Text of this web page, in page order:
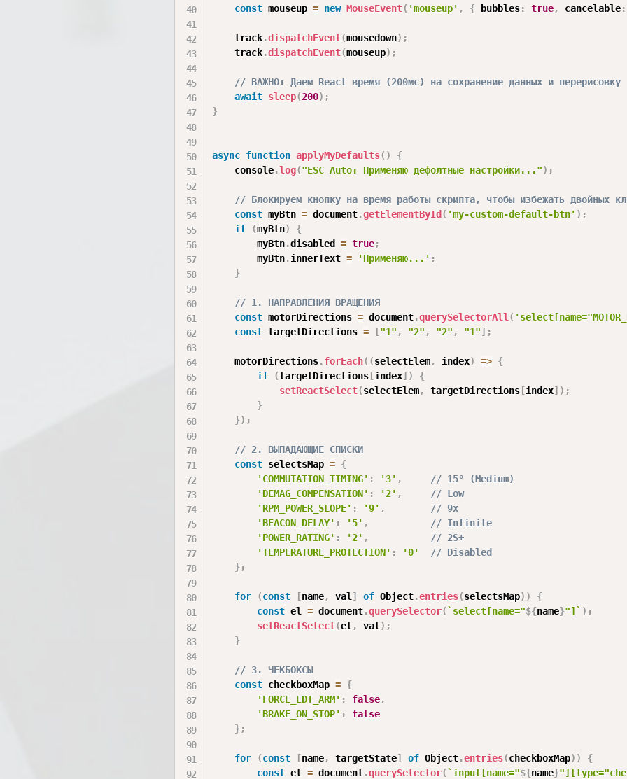
const mouseup = new MouseEvent( 'mouseup' , { bubbles: true, cancelable:
    track
.dispatchEvent(mousedown) ;
    track
.dispatchEvent(mouseup) ;
// ВАЖНО: Даем React время (200мс) на сохранение данных и перерисовку
await sleep(200) ;
}
async function applyMyDefaults( )
{
    console
.log("ESC Auto: Применяю дефолтные настройки...") ;
// Блокируем кнопку на время работы скрипта, чтобы избежать двойных
const myBtn = document.getElementById ( 'my-custom-default-btn' ) ;
if
(myBtn)
{
        myBtn
.disabled = true;
        myBtn
.innerText = 'Применяю...' ;
}
// 1. НАПРАВЛЕНИЯ ВРАЩЕНИЯ
const motorDirections = document.querySelectorAll (
const targetDirections = ["1" , "2" , "2" , "1"] ;
    motorDirections
.forEach( (selectElem, index) => {
if
(targetDirections [index] )
{
setReactSelect(selectElem, targetDirections [index] ) ;
}
}) ;
// 2. ВЫПАДАЮЩИЕ СПИСКИ
const selectsMap = {
'COMMUTATION_TIMING' : '3' ,
// 15° (Medium)
'DEMAG_COMPENSATION' : '2' ,
// Low
'RPM_POWER_SLOPE' : '9' ,
// 9x
'BEACON_DELAY' : '5' ,
// Infinite
'POWER_RATING' : '2' ,
// 2S+
'TEMPERATURE_PROTECTION' : '0'
// Disabled
} ;
for (const [name, val ] of Object.entries(selectsMap) )
{
const el = document.querySelector( ` select[name="${name}"] ` ) ;
setReactSelect(el , val ) ;
}
// 3. ЧЕКБОКСЫ
const checkboxMap = {
'FORCE_EDT_ARM' : false,
'BRAKE_ON_STOP' :
false
} ;
for (const [name, targetState] of Object.entries(checkboxMap) )
{
const el = document.querySelector( ` input[name="${name}